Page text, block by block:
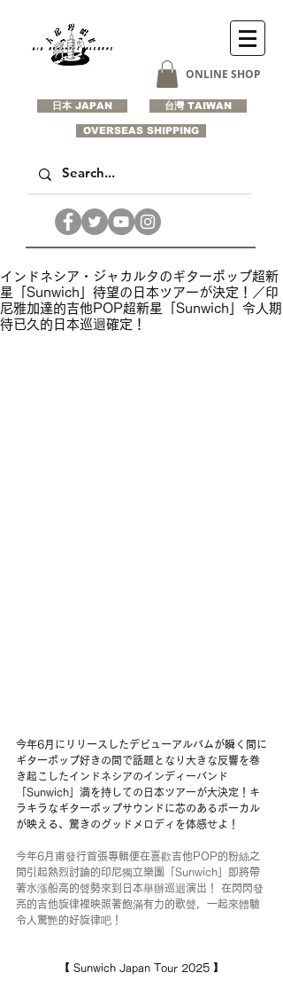
日本 JAPAN
ONLINE SHOP
台灣 TAIWAN
OVERSEAS SHIPPING
インドネシア・ジャカルタのギターポップ超新
星「Sunwich」待望の日本ツアーが決定！／印
尼雅加達的吉他POP超新星「Sunwich」令人期
待已久的日本巡迴確定！
今年6月にリリースしたデビューアルバムが瞬く間に
ギターポップ好きの間で話題となり大きな反響を巻
き起こしたインドネシアのインディーバンド
「Sunwich」満を持しての日本ツアーが大決定！ キ
ラキラなギターポップサウンドに芯のあるボーカル
が映える、 驚きのグッドメロディを体感せよ！
今年6月甫發行首張專輯便在喜歡吉他POP的粉絲之
間引起熱烈討論的印尼獨立樂團「Sunwich」即將帶
著水漲船高的聲勢來到日本舉辦巡迴演出！ 在閃閃發
亮的吉他旋律裡映照著飽滿有力的歌聲，一起來體驗
令人驚艷的好旋律吧！
【 Sunwich Japan Tour 2025 】